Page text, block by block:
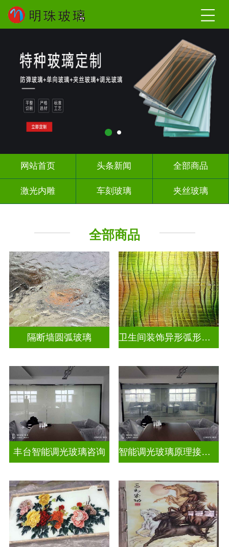
网站首页 头条新闻 全部商品
激光内雕 车刻玻璃 夹丝玻璃
工程玻璃
全部商品
隔断墙圆弧玻璃 卫生间装饰异形弧形玻璃
丰台智能调光玻璃咨询 智能调光玻璃原理接线图片